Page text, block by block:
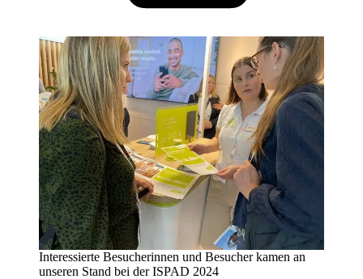
Interessierte Besucherinnen und Besucher kamen an
unseren Stand bei der ISPAD 2024